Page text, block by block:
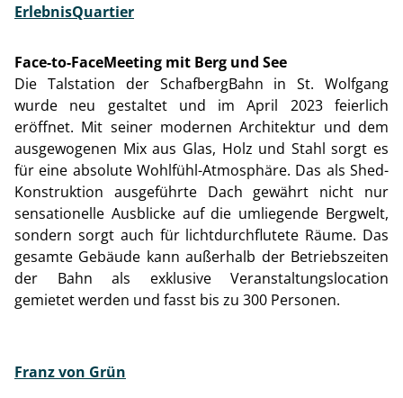
ErlebnisQuartier
Face-to-FaceMeeting mit Berg und See
Die Talstation der SchafbergBahn in St. Wolfgang
wurde neu gestaltet und im April 2023 feierlich
eröffnet. Mit seiner modernen Architektur und dem
ausgewogenen Mix aus Glas, Holz und Stahl sorgt es
für eine absolute Wohlfühl-Atmosphäre. Das als Shed-
Konstruktion ausgeführte Dach gewährt nicht nur
sensationelle Ausblicke auf die umliegende Bergwelt,
sondern sorgt auch für lichtdurchflutete Räume. Das
gesamte Gebäude kann außerhalb der Betriebszeiten
der Bahn als exklusive Veranstaltungslocation
gemietet werden und fasst bis zu 300 Personen.
Franz von Grün